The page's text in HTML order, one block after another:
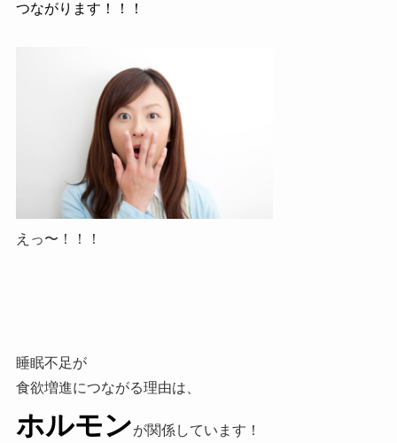
つながります！！！
えっ〜！！！
睡眠不足が
食欲増進につながる理由は、
ホルモンが関係しています！